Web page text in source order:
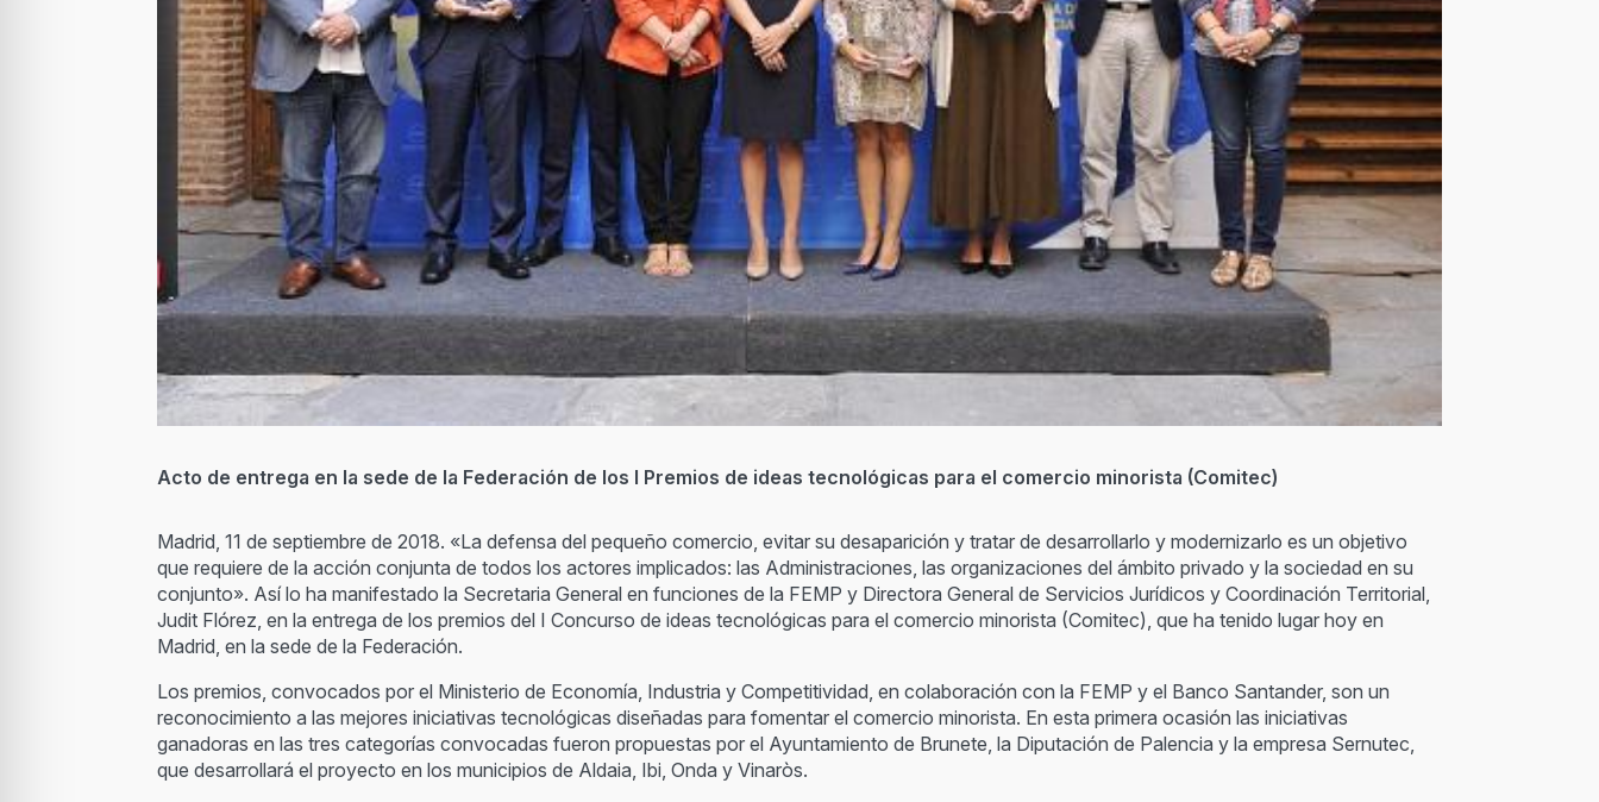
Acto de entrega en la sede de la Federación de los I Premios de ideas tecnológicas para el comercio minorista (Comitec)
Madrid, 11 de septiembre de 2018. «La defensa del pequeño comercio, evitar su desaparición y tratar de desarrollarlo y modernizarlo es un objetivo
que requiere de la acción conjunta de todos los actores implicados: las Administraciones, las organizaciones del ámbito privado y la sociedad en su
conjunto». Así lo ha manifestado la Secretaria General en funciones de la FEMP y Directora General de Servicios Jurídicos y Coordinación Territorial,
Judit Flórez, en la entrega de los premios del I Concurso de ideas tecnológicas para el comercio minorista (Comitec), que ha tenido lugar hoy en
Madrid, en la sede de la Federación.
Los premios, convocados por el Ministerio de Economía, Industria y Competitividad, en colaboración con la FEMP y el Banco Santander, son un
reconocimiento a las mejores iniciativas tecnológicas diseñadas para fomentar el comercio minorista. En esta primera ocasión las iniciativas
ganadoras en las tres categorías convocadas fueron propuestas por el Ayuntamiento de Brunete, la Diputación de Palencia y la empresa Sernutec,
que desarrollará el proyecto en los municipios de Aldaia, Ibi, Onda y Vinaròs.